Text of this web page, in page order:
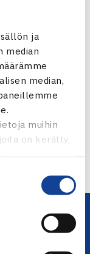
ja
median
median,
muihin
on kerätty,